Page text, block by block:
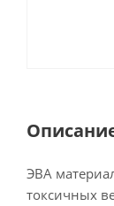
ЭВА
токсичных